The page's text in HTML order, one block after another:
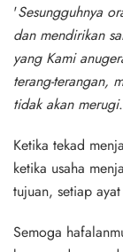
'Sesungguhnya
dan mendirikan
yang Kami
terang-terangan,
tidak akan merugi
Ketika tekad
ketika usaha
tujuan, setiap
Semoga